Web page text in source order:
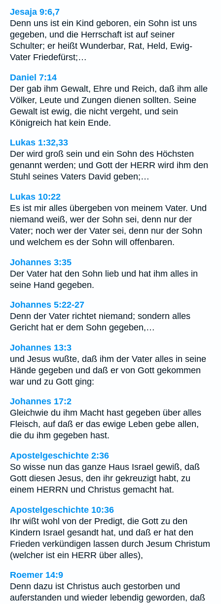
Jesaja 9:6,7
Denn uns ist ein Kind geboren, ein Sohn ist uns
gegeben, und die Herrschaft ist auf seiner
Schulter; er heißt Wunderbar, Rat, Held, Ewig-
Vater Friedefürst;…
Daniel 7:14
Der gab ihm Gewalt, Ehre und Reich, daß ihm alle
Völker, Leute und Zungen dienen sollten. Seine
Gewalt ist ewig, die nicht vergeht, und sein
Königreich hat kein Ende.
Lukas 1:32,33
Der wird groß sein und ein Sohn des Höchsten
genannt werden; und Gott der HERR wird ihm den
Stuhl seines Vaters David geben;…
Lukas 10:22
Es ist mir alles übergeben von meinem Vater. Und
niemand weiß, wer der Sohn sei, denn nur der
Vater; noch wer der Vater sei, denn nur der Sohn
und welchem es der Sohn will offenbaren.
Johannes 3:35
Der Vater hat den Sohn lieb und hat ihm alles in
seine Hand gegeben.
Johannes 5:22-27
Denn der Vater richtet niemand; sondern alles
Gericht hat er dem Sohn gegeben,…
Johannes 13:3
und Jesus wußte, daß ihm der Vater alles in seine
Hände gegeben und daß er von Gott gekommen
war und zu Gott ging:
Johannes 17:2
Gleichwie du ihm Macht hast gegeben über alles
Fleisch, auf daß er das ewige Leben gebe allen,
die du ihm gegeben hast.
Apostelgeschichte 2:36
So wisse nun das ganze Haus Israel gewiß, daß
Gott diesen Jesus, den ihr gekreuzigt habt, zu
einem HERRN und Christus gemacht hat.
Apostelgeschichte 10:36
Ihr wißt wohl von der Predigt, die Gott zu den
Kindern Israel gesandt hat, und daß er hat den
Frieden verkündigen lassen durch Jesum Christum
(welcher ist ein HERR über alles),
Roemer 14:9
Denn dazu ist Christus auch gestorben und
auferstanden und wieder lebendig geworden, daß